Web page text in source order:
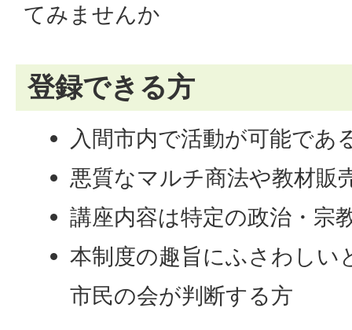
てみませんか
登録できる方
入間市内で活動が可能であ
悪質なマルチ商法や教材販
講座内容は特定の政治・宗
本制度の趣旨にふさわしい
市民の会が判断する方